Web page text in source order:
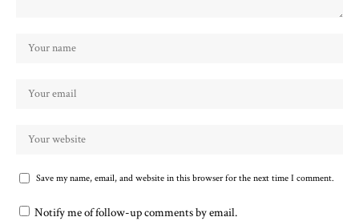
Save my name, email, and website in this browser for the next time I comment.
Notify me of follow-up comments by email.